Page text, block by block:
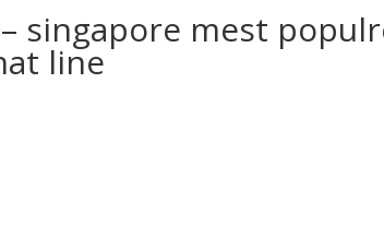
singapore mest
line